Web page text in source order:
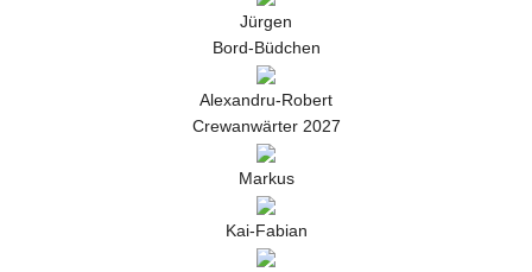
Jürgen
Bord-Büdchen
Alexandru-Robert
Crewanwärter 2027
Markus
Kai-Fabian